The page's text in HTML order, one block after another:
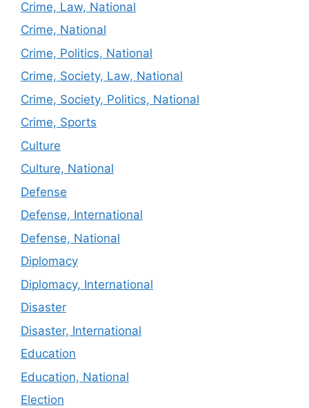
Crime, Law, National
Crime, National
Crime, Politics, National
Crime, Society, Law, National
Crime, Society, Politics, National
Crime, Sports
Culture
Culture, National
Defense
Defense, International
Defense, National
Diplomacy
Diplomacy, International
Disaster
Disaster, International
Education
Education, National
Election